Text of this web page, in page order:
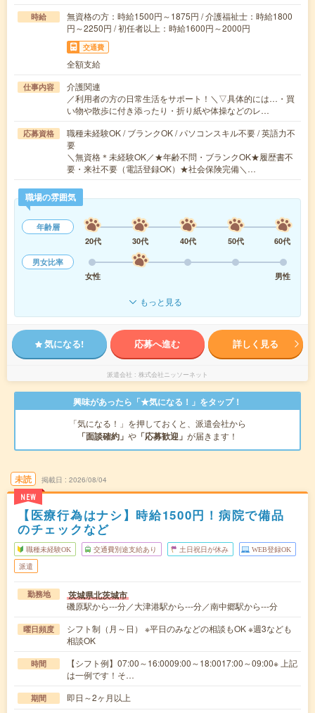
時給
無資格の方：時給1500円～1875円 / 介護福祉士：時給1800
円～2250円 / 初任者以上：時給1600円～2000円
交通費
全額支給
仕事内容
介護関連
／利用者の方の日常生活をサポート！＼▽具体的には…・買
い物や散歩に付き添ったり・折り紙や体操などのレ…
応募資格
職種未経験OK / ブランクOK / パソコンスキル不要 / 英語力不
要
＼無資格＊未経験OK／★年齢不問・ブランクOK★履歴書不
要・来社不要（電話登録OK）★社会保険完備＼…
職場の雰囲気
年齢層
20代
30代 40代 50代
60代
男女比率
女性
男性
もっと見る
気になる! 応募へ進む 詳しく見る
派遣会社 株式会社ニッソーネット
興味があったら「★気になる！」をタップ！
「気になる！」を押しておくと、派遣会社から
「面談確約」 や 「応募歓迎」 が届きます！
未読
NEW
掲載日 2026/08/04
【医療行為はナシ】時給1500円！病院で備品
のチェックなど
職種未経験OK 交通費別途支給あり 土日祝日が休み WEB登録OK
派遣
勤務地 茨城県北茨城市
磯原駅から---分／大津港駅から---分／南中郷駅から---分
曜日頻度
シフト制（月～日） ※平日のみなどの相談もOK ※週3なども
相談OK
時間
【シフト例】07:00～16:0009:00～18:0017:00～09:00※ 上記
は一例です！そ…
期間 即日～2ヶ月以上